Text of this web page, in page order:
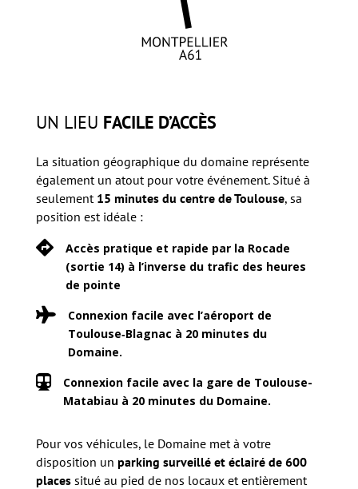
UN LIEU FACILE D’ACCÈS
La situation géographique du domaine représente
également un atout pour votre événement. Situé à
seulement 15 minutes du centre de Toulouse, sa
position est idéale :

Accès pratique et rapide par la Rocade
(sortie 14) à l’inverse du trafic des heures
de pointe

Connexion facile avec l’aéroport de
Toulouse‑Blagnac à 20 minutes du
Domaine.

Connexion facile avec la gare de Toulouse-
Matabiau à 20 minutes du Domaine.
Pour vos véhicules, le Domaine met à votre
disposition un parking surveillé et éclairé de 600
placessitué au pied de nos locaux et entièrement